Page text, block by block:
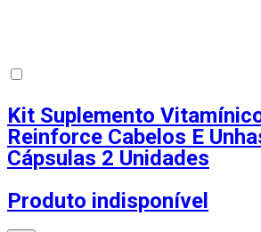
Kit Suplemento
Reinforce Cabelos E
Cápsulas 2 Unidades
Produto indisponível